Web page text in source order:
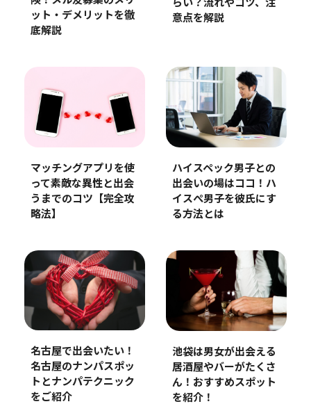
ット・デメリットを徹
底解説
らい？流れやコツ、注
意点を解説
マッチングアプリを使
って素敵な異性と出会
うまでのコツ【完全攻
略法】
ハイスペック男子との
出会いの場はココ！ハ
イスぺ男子を彼氏にす
る方法とは
名古屋で出会いたい！
名古屋のナンパスポッ
トとナンパテクニック
をご紹介
池袋は男女が出会える
居酒屋やバーがたくさ
ん！おすすめスポット
を紹介！